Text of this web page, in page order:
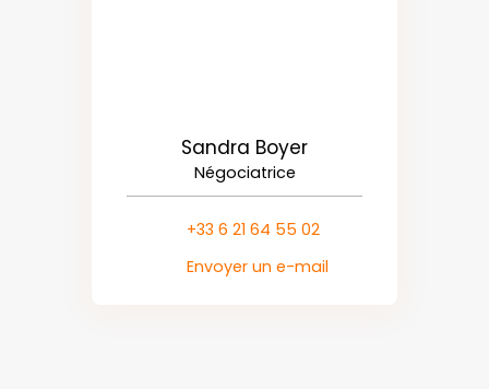
Sandra Boyer
Négociatrice
+33 6 21 64 55 02
Envoyer un e-mail